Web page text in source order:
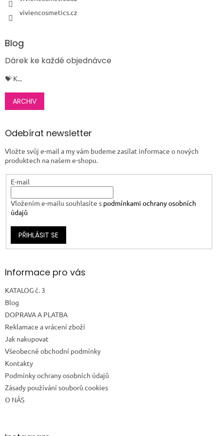
viviencosmetics.cz
Blog
Dárek ke každé objednávce
💝 K...
ARCHIV
Odebírat newsletter
Vložte svůj e-mail a my vám budeme zasílat informace o nových
produktech na našem e-shopu.
E-mail
Vložením e-mailu souhlasíte s podmínkami ochrany osobních
údajů
PŘIHLÁSIT SE
Informace pro vás
KATALOG č. 3
Blog
DOPRAVA A PLATBA
Reklamace a vrácení zboží
Jak nakupovat
Všeobecné obchodní podmínky
Kontakty
Podmínky ochrany osobních údajů
Zásady používání souborů cookies
O NÁS